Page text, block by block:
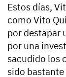
Estos días,
como Vito
por destapar
por una
sacudido los
sido